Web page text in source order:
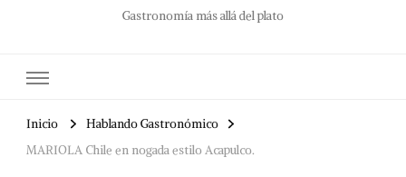
Gastronomía más allá del plato
Inicio
Hablando Gastronómico
MARIOLA Chile en nogada estilo Acapulco.